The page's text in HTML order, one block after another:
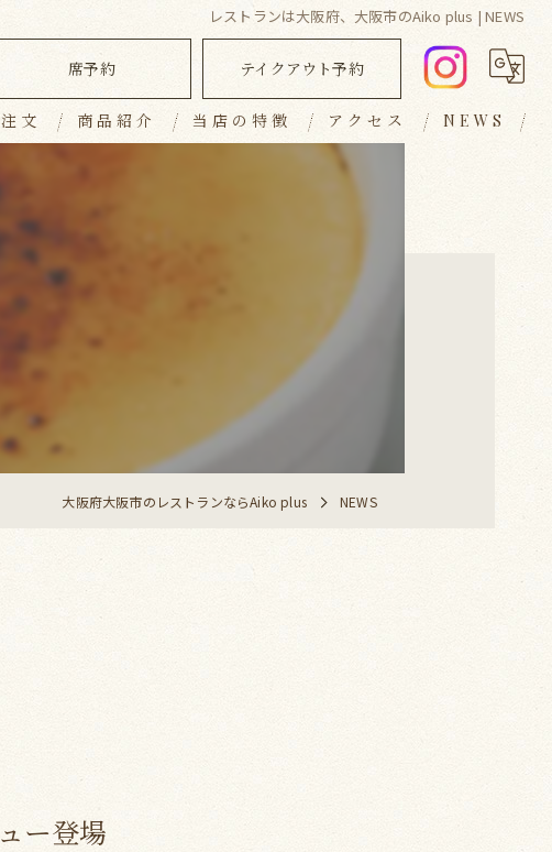
レストランは大阪府、大阪市のAiko plus | NEWS
席予約 テイクアウト予約
文 商品紹介 当店の特徴 アクセス NEWS
大阪府大阪市のレストランならAiko plus NEWS
ー登場